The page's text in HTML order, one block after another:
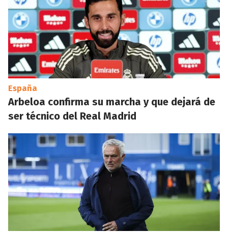
España
Arbeloa confirma su marcha y que dejará de
ser técnico del Real Madrid